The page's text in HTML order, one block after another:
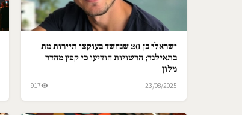
ישראלי בן 20 שנחשד בעוקצי תיירות מת
בתאילנד; הרשויות הודיעו כי קפץ מחדר
מלון
23/08/2025
917